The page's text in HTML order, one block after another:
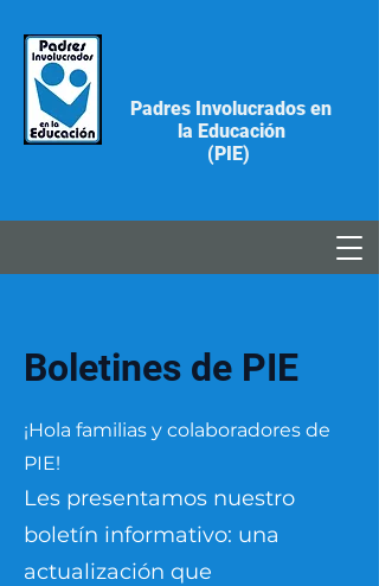
Padres Involucrados en
la Educación
(PIE)
Boletines de PIE
¡Hola familias y colaboradores de
PIE!
Les presentamos nuestro
boletín informativo: una
actualización que